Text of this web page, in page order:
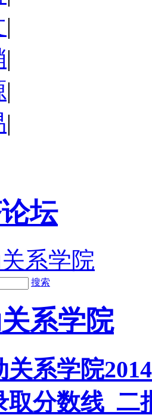
|
|
|
|
坛
系学院
搜索
系学院
关系学院
取分数线_二